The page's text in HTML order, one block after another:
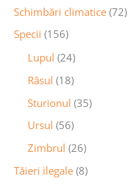
Schimbări climatice (72)
Specii (156)
Lupul (24)
Râsul (18)
Sturionul (35)
Ursul (56)
Zimbrul (26)
Tăieri ilegale (8)